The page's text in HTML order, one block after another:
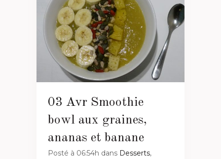
03 Avr Smoothie
bowl aux graines,
ananas et banane
Posté à 06:54h dans Desserts,